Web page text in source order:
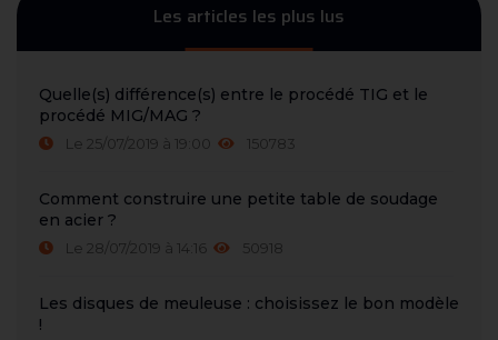
Les articles les plus lus
Quelle(s) différence(s) entre le procédé TIG et le
procédé MIG/MAG ?
Le 25/07/2019 à 19:00 150783
Comment construire une petite table de soudage
en acier ?
Le 28/07/2019 à 14:16 50918
Les disques de meuleuse : choisissez le bon modèle
!